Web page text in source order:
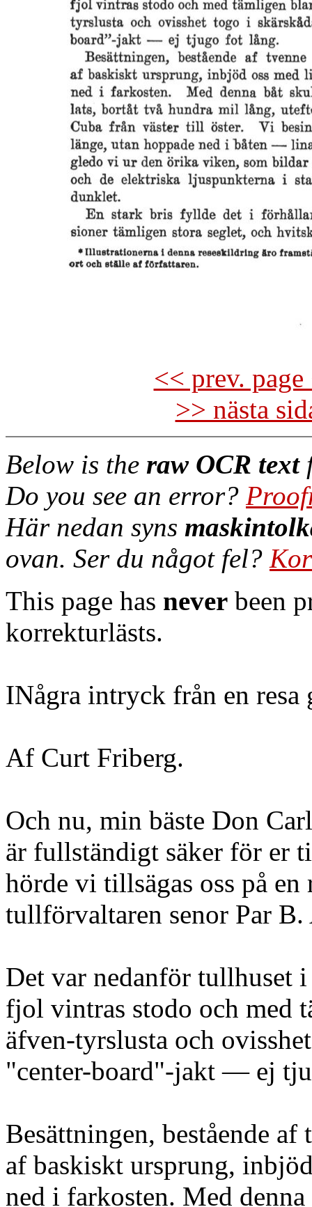
<< prev.
>> nästa
Below is the raw OCR text
Do you see an error?
Här nedan syns
ovan. Ser du något fel?
This page has never been
korrekturlästs.
INågra intryck från en resa
Af Curt Friberg.
Och nu, min bäste Don
är fullständigt säker för er
hörde vi tillsägas oss på en
tullförvaltaren senor Par B.
Det var nedanför tullhuset
fjol vintras stodo och med
äfven-tyrslusta och
"center-board"-jakt — ej
Besättningen, bestående
af baskiskt ursprung,
ned i farkosten. Med